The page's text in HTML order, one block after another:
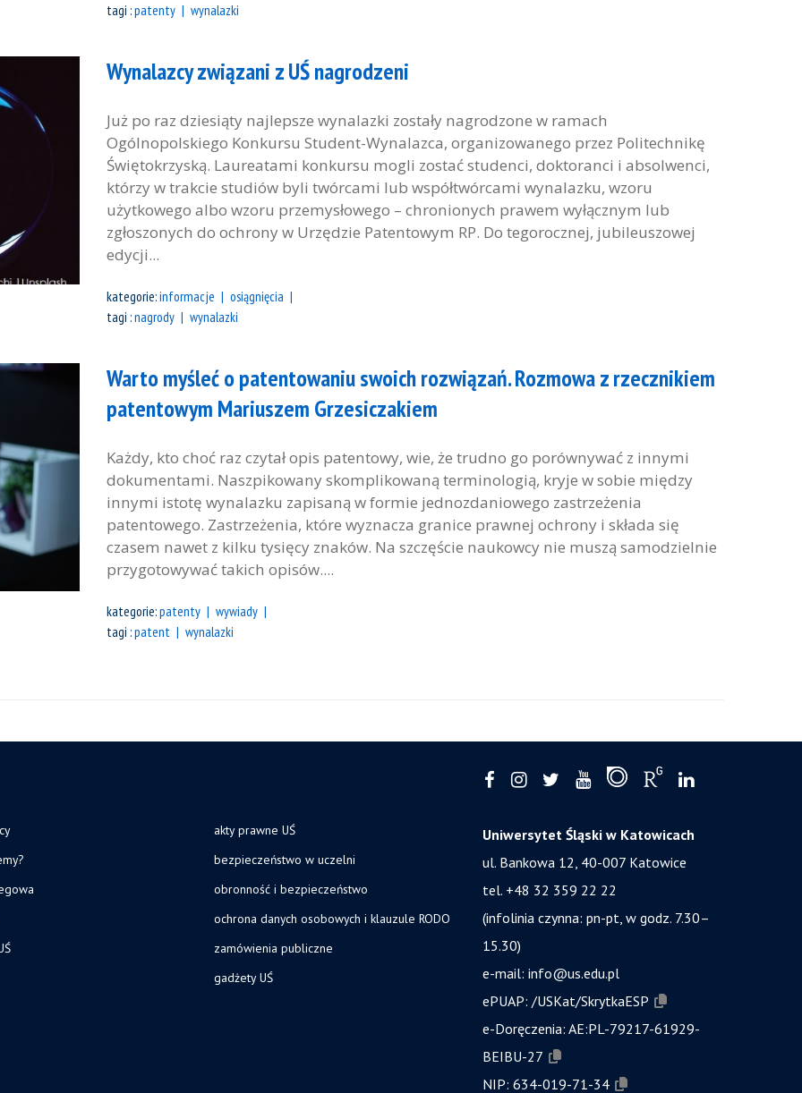
tagi :patenty wynalazki
Wynalazcy związani z UŚ nagrodzeni
Już po raz dziesiąty najlepsze wynalazki zostały nagrodzone w ramach
Ogólnopolskiego Konkursu Student-Wynalazca, organizowanego przez Politechnikę
Świętokrzyską. Laureatami konkursu mogli zostać studenci, doktoranci i absolwenci,
którzy w trakcie studiów byli twórcami lub współtwórcami wynalazku, wzoru
użytkowego albo wzoru przemysłowego – chronionych prawem wyłącznym lub
zgłoszonych do ochrony w Urzędzie Patentowym RP. Do tegorocznej, jubileuszowej
edycji...
kategorie:informacje
osiągnięcia
tagi :nagrody wynalazki
Warto myśleć o patentowaniu swoich rozwiązań. Rozmowa z rzecznikiem
patentowym Mariuszem Grzesiczakiem
Każdy, kto choć raz czytał opis patentowy, wie, że trudno go porównywać z innymi
dokumentami. Naszpikowany skomplikowaną terminologią, kryje w sobie między
innymi istotę wynalazku zapisaną w formie jednozdaniowego zastrzeżenia
patentowego. Zastrzeżenia, które wyznacza granice prawnej ochrony i składa się
czasem nawet z kilku tysięcy znaków. Na szczęście naukowcy nie muszą samodzielnie
przygotowywać takich opisów....
kategorie:patenty
wywiady
tagi :patent wynalazki
akty prawne UŚ
bezpieczeństwo w uczelni
obronność i bezpieczeństwo
ochrona danych osobowych i klauzule RODO
zamówienia publiczne
gadżety UŚ
Uniwersytet Śląski w Katowicach
ul. Bankowa 12, 40-007 Katowice
tel. +48 32 359 22 22
(infolinia czynna: pn-pt, w godz. 7.30–
15.30)
e-mail: info@us.edu.pl
ePUAP: /USKat/SkrytkaESP
e-Doręczenia: AE:PL-79217-61929-
BEIBU-27
NIP: 634-019-71-34